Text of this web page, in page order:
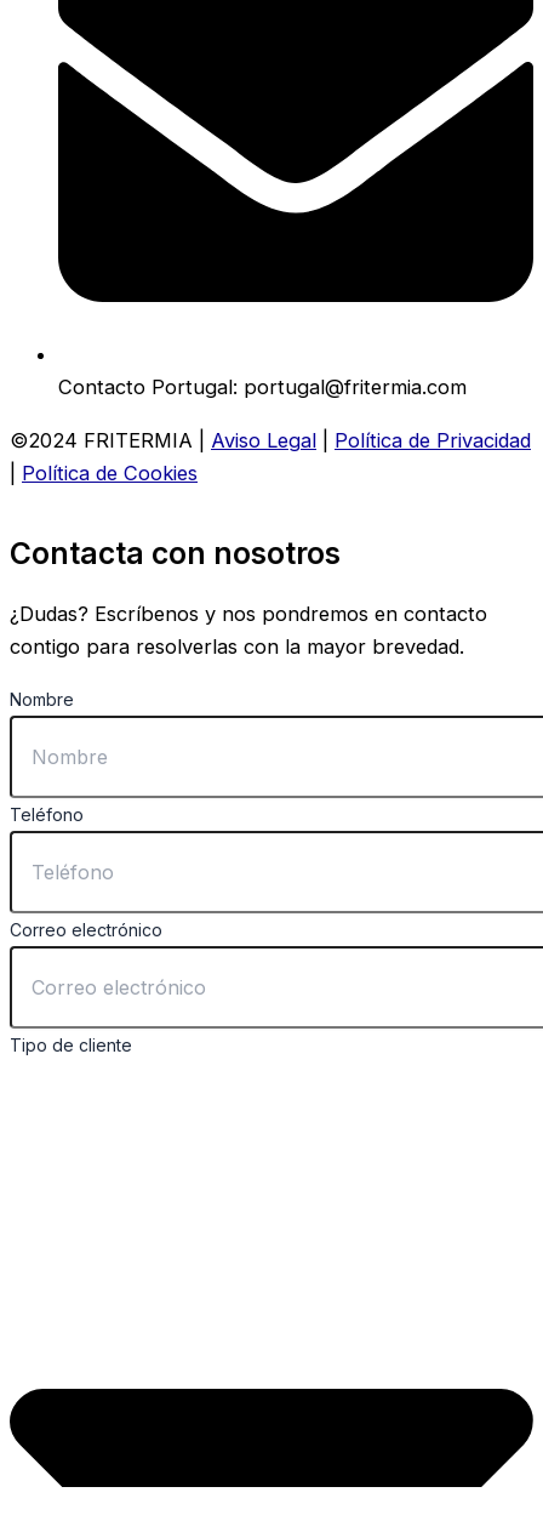
Contacto Portugal: portugal@fritermia.com
©2024 FRITERMIA | Aviso Legal
Política de Privacidad
Política de Cookies
Contacta con nosotros
¿Dudas? Escríbenos y nos pondremos en contacto
contigo para resolverlas con la mayor brevedad.
Nombre
Teléfono
Correo electrónico
Tipo de cliente